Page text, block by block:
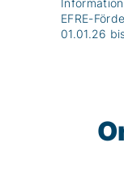
EFRE-
01.01.26